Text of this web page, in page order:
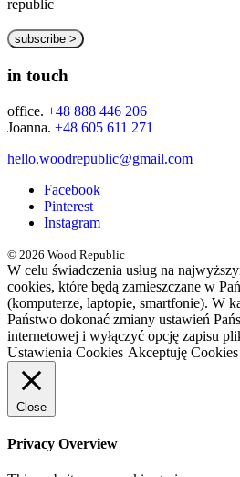
republic
in touch
office. +48 888 446 206
Joanna. +48 605 611 271
hello.woodrepublic@gmail.com
Facebook
Pinterest
Instagram
© 2026 Wood Republic
W celu świadczenia usług na
cookies, które będą zamieszczane w
(komputerze, laptopie, smartfonie). W
Państwo dokonać zmiany ustawień
internetowej i wyłączyć opcję zapisu
Ustawienia Cookies Akceptuję Cookies
Close
Privacy Overview